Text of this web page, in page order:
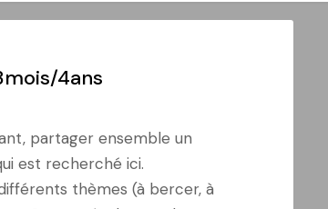
4ans
partager ensemble un
est recherché ici.
thèmes (à bercer, à